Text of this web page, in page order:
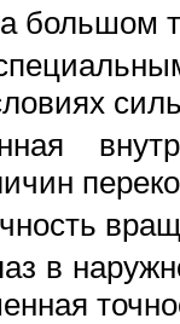
большом
в